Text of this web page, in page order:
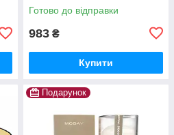
Готово до відправки
983 ₴
Купити
Подарунок